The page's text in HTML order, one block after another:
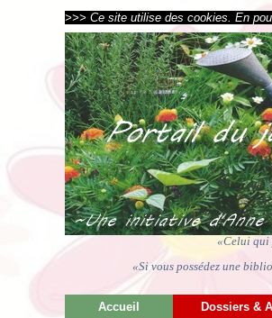
>>> Ce site utilise des cookies. En
«Celui qui
«Si vous possédez une
Accueil Dossiers &